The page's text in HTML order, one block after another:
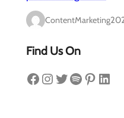
ContentMarketing
Find Us On
Facebook Instagram Twitter Spotify Pinterest LinkedIn